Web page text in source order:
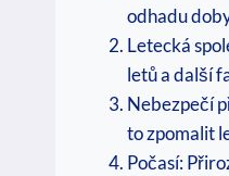
odhadu
Letecká
letů a další
Nebezpečí
to zpomalit
Počasí: